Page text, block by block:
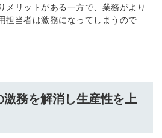
メリットがある一方で、業務がより
担当者は激務になってしまうので
務を解消し生産性を上